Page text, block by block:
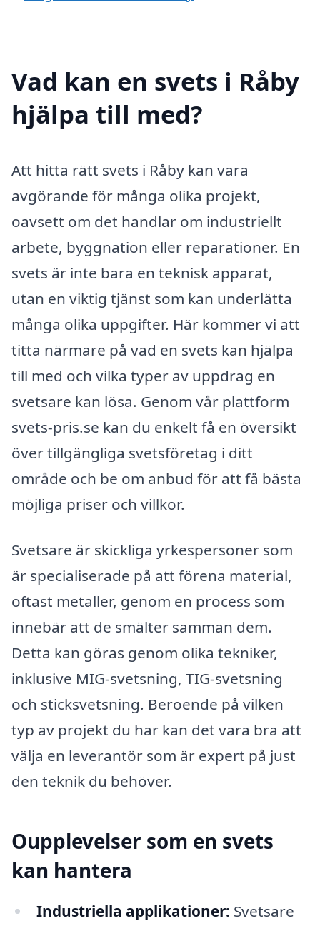
Vad kan en svets i Råby
hjälpa till med?
Att hitta rätt svets i Råby kan vara
avgörande för många olika projekt,
oavsett om det handlar om industriellt
arbete, byggnation eller reparationer. En
svets är inte bara en teknisk apparat,
utan en viktig tjänst som kan underlätta
många olika uppgifter. Här kommer vi att
titta närmare på vad en svets kan hjälpa
till med och vilka typer av uppdrag en
svetsare kan lösa. Genom vår plattform
svets-pris.se kan du enkelt få en översikt
över tillgängliga svetsföretag i ditt
område och be om anbud för att få bästa
möjliga priser och villkor.
Svetsare är skickliga yrkespersoner som
är specialiserade på att förena material,
oftast metaller, genom en process som
innebär att de smälter samman dem.
Detta kan göras genom olika tekniker,
inklusive MIG-svetsning, TIG-svetsning
och sticksvetsning. Beroende på vilken
typ av projekt du har kan det vara bra att
välja en leverantör som är expert på just
den teknik du behöver.
Oupplevelser som en svets
kan hantera
Industriella applikationer: Svetsare